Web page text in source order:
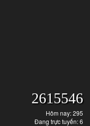
2615546
Hôm nay: 295
Đang trực tuyến: 6